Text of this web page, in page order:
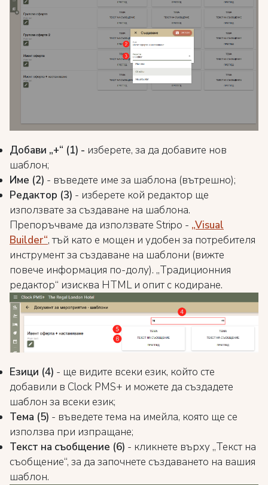
Добави „+“ (1) - изберете, за да добавите нов
шаблон;
Име (2) - въведете име за шаблона (вътрешно);
Редактор (3) - изберете кой редактор ще
използвате за създаване на шаблона.
Препоръчваме да използвате Stripo - „Visual
Builder“, тъй като е мощен и удобен за потребителя
инструмент за създаване на шаблони (вижте
повече информация по-долу). „Традиционния
редактор“ изисква HTML и опит с кодиране.
Езици (4) - ще видите всеки език, който сте
добавили в Clock PMS+ и можете да създадете
шаблон за всеки език;
Тема (5) - въведете тема на имейла, която ще се
използва при изпращане;
Текст на съобщение (6) - кликнете върху „Текст на
съобщение“, за да започнете създаването на вашия
шаблон.